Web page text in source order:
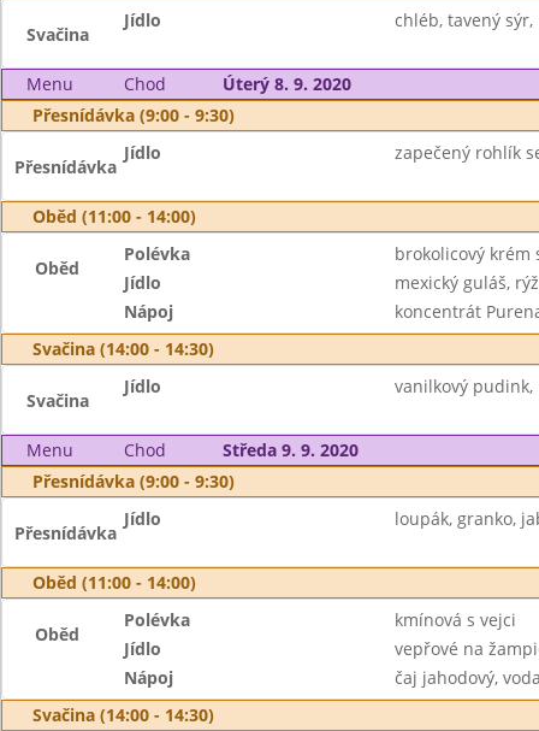
Svačina
Jídlo chléb, tavený sýr,
Menu Chod
Úterý 8. 9. 2020
Přesnídávka (9:00 - 9:30)
Přesnídávka
Jídlo zapečený rohlík
Oběd (11:00 - 14:00)
Oběd
Polévka
brokolicový krém
Jídlo
mexický guláš,
Nápoj
koncentrát
Svačina (14:00 - 14:30)
Svačina
Jídlo vanilkový pudink,
Menu Chod
Středa 9. 9. 2020
Přesnídávka (9:00 - 9:30)
Přesnídávka
Jídlo loupák, granko,
Oběd (11:00 - 14:00)
Oběd
Polévka
kmínová s vejci
Jídlo
vepřové na
Nápoj
čaj jahodový,
Svačina (14:00 - 14:30)